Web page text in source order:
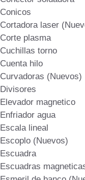
Conicos
Cortadora laser
Corte plasma
Cuchillas torno
Cuenta hilo
Curvadoras (Nuevos)
Divisores
Elevador magnetico
Enfriador agua
Escala lineal
Escoplo (Nuevos)
Escuadra
Escuadras